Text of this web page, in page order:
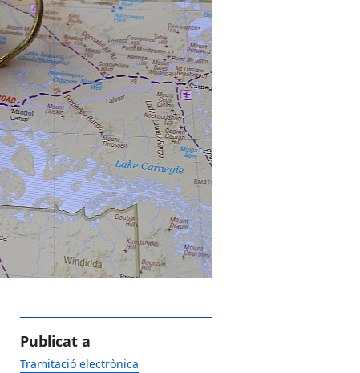
Publicat a
Tramitació electrònica